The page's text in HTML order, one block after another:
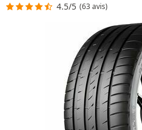
4.5/5 (63 avis)